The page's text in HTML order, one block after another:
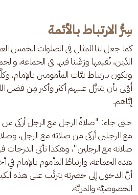
سِرُّ الارتباط بالأئمة
كما جعل لنا المثال في الصلوات الخمس
الدِّين، نُقيمها ورَغّبنا فيها في الجماعة،
وتكون بارتباط نيَّات المأمومين بالإمام،
أَوْلى بأن يتنزَّل عليهم أكثر وأكبر مِن فضل
إيَّاهم.
حتى جاء: "صلاةُ الرجل مع الرجل أزكى
مع الرجلين أزكى من صلاته مع الرجل،
صلاته مع الرجلين"، وهكذا تأتي الدرجات
هذه الجماعة، وارتباطُ المأموم بالإمام في
أنَّ الدخول إلى حضرته يترتَّب على هذه
الخصوصيَّة والمزيَّة.